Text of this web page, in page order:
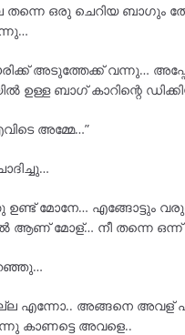
തന്നെ ഒരു ചെറിയ ബാഗും
അടുത്തേക്ക് വന്നു…
ഉള്ള ബാഗ് കാറിന്റെ
അമ്മേ…”
മോനേ… എങ്ങോട്ടും
ആണ് മോള്… നീ തന്നെ ഒന്ന്
എന്നോ.. അങ്ങനെ അവള്
കാണട്ടെ അവളെ..